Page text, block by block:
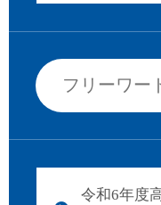
令和6年度